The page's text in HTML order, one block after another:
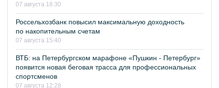
07 августа 16:30
Россельхозбанк повысил максимальную доходность
по накопительным счетам
07 августа 15:40
ВТБ: на Петербургском марафоне «Пушкин - Петербург»
появится новая беговая трасса для профессиональных
спортсменов
07 августа 12:28